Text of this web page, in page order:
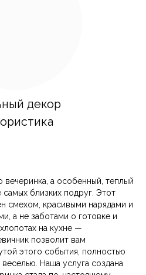
а особенный, теплый
самых близких подруг. Этот
смехом, красивыми нарядами и
а не заботами о готовке и
на кухне —
позволит вам
этого события, полностью
Наша услуга создана